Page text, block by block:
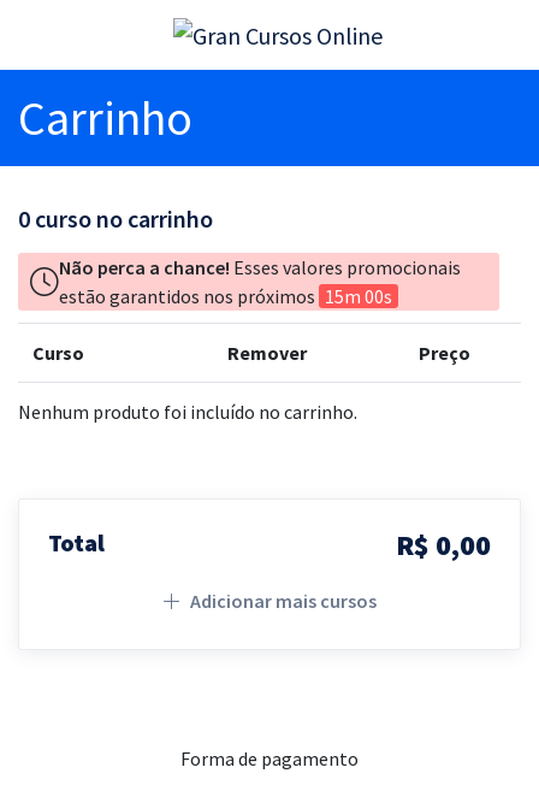
Carrinho
0 curso no carrinho
Não perca a chance! Esses valores promocionais
estão garantidos nos próximos 15m 00s
Curso Remover Preço
Nenhum produto foi incluído no carrinho.
Total R$ 0,00
Adicionar mais cursos
Forma de pagamento